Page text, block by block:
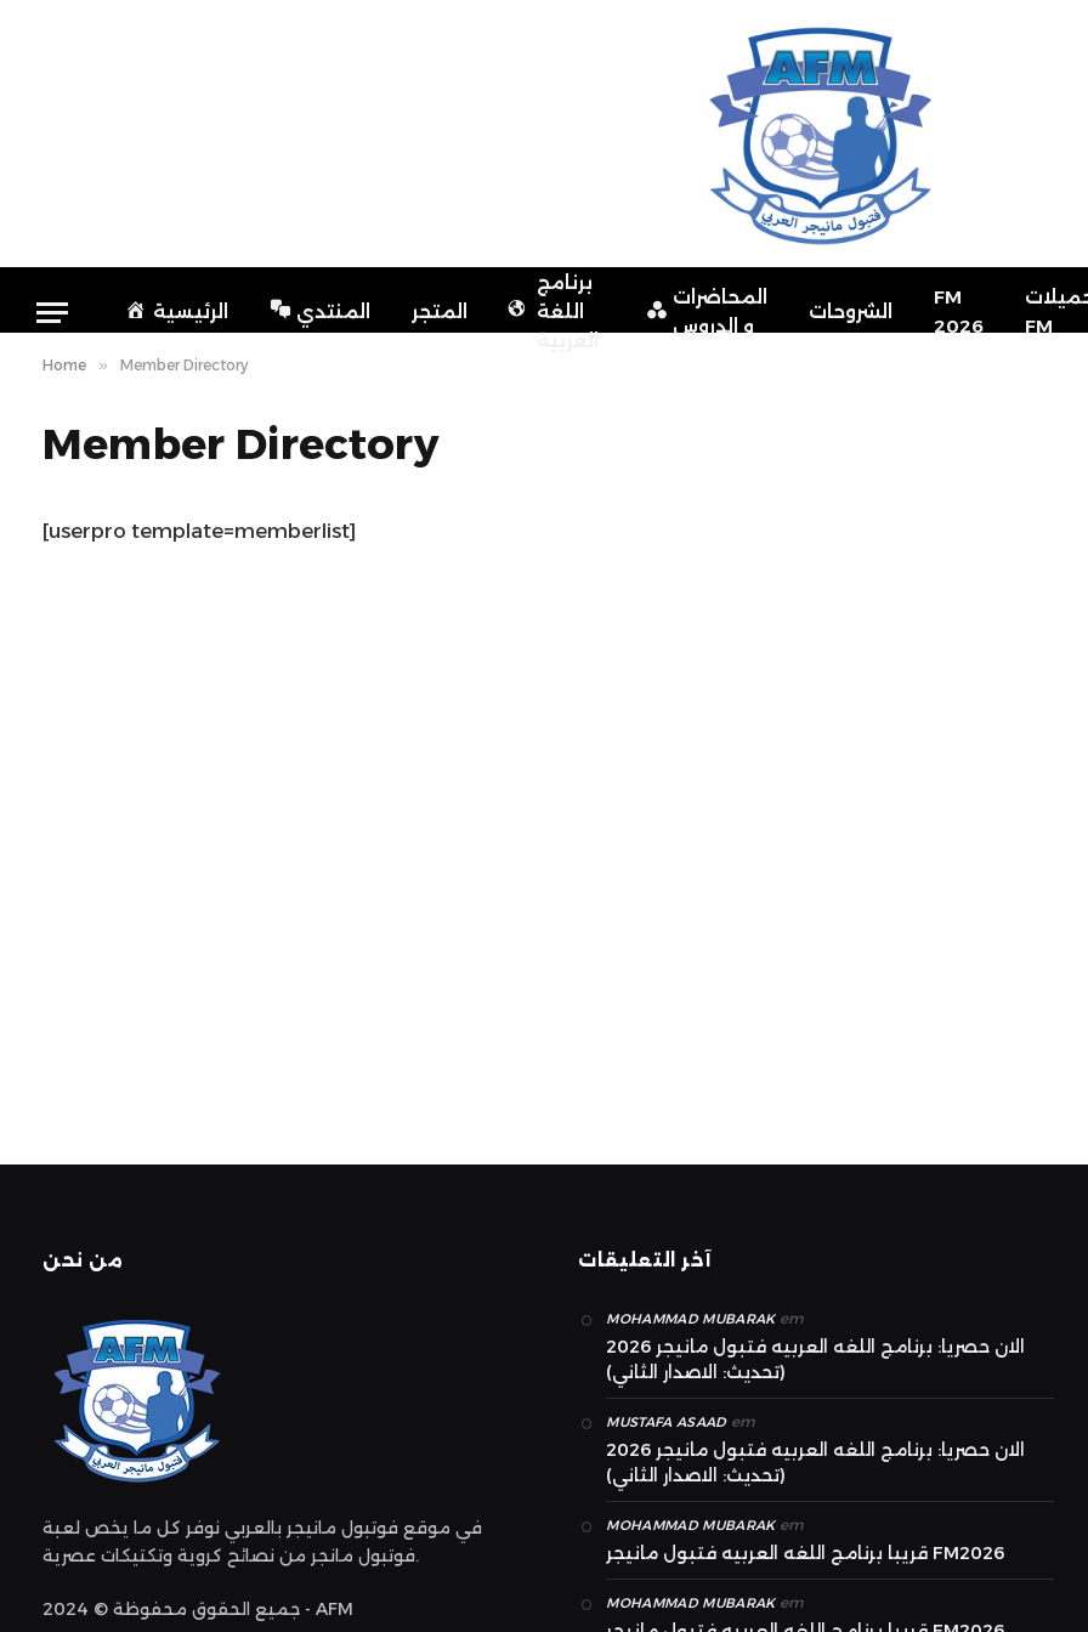
الرئيسية المنتدي المتجر
برنامج
اللغة
العربية
المحاضرات
و الدروس
الشروحات
FM
2026
FM
Home » Member Directory
Member Directory
[userpro template=memberlist]
من نحن
في موقع فوتبول مانيجر بالعربي نوفر كل ما يخص لعبة
فوتبول مانجر من نصائح كروية وتكتيكات عصرية.
جميع الحقوق محفوظة © 2024 - AFM
آخر التعليقات
MOHAMMAD MUBARAKem
الان حصريا: برنامج اللغه العربيه فتبول مانيجر 2026
(تحديث: الاصدار الثاني)
MUSTAFA ASAADem
الان حصريا: برنامج اللغه العربيه فتبول مانيجر 2026
(تحديث: الاصدار الثاني)
MOHAMMAD MUBARAKem
قريبا برنامج اللغه العربيه فتبول مانيجر FM2026
MOHAMMAD MUBARAKem